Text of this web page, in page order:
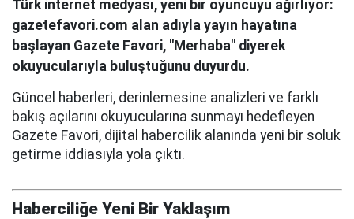
Türk internet medyası, yeni bir oyuncuyu ağırlıyor:
gazetefavori.com alan adıyla yayın hayatına
başlayan Gazete Favori, "Merhaba" diyerek
okuyucularıyla buluştuğunu duyurdu.
Güncel haberleri, derinlemesine analizleri ve farklı
bakış açılarını okuyucularına sunmayı hedefleyen
Gazete Favori, dijital habercilik alanında yeni bir soluk
getirme iddiasıyla yola çıktı.
Haberciliğe Yeni Bir Yaklaşım